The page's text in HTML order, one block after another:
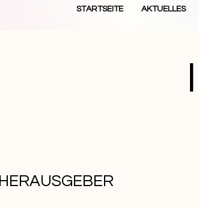
STARTSEITE AKTUELLES
HERAUSGEBER